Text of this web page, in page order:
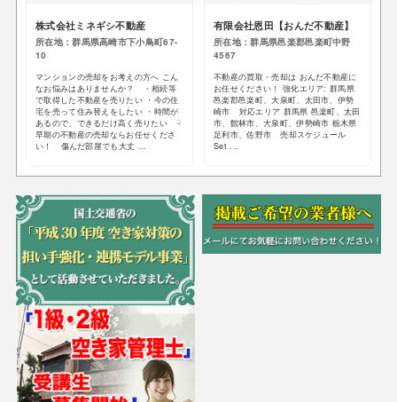
株式会社ミネギシ不動産
所在地：群馬県高崎市下小鳥町67-
10
マンションの売却をお考えの方へ こん
なお悩みはありませんか？ ・相続等
で取得した不動産を売りたい ・今の住
宅を売って住み替えをしたい ・時間が
あるので、できるだけ高く売りたい ☟
早期の不動産の売却ならお任せくださ
い！ 傷んだ部屋でも大丈 ...
有限会社恩田【おんだ不動産】
所在地：群馬県邑楽郡邑楽町中野
4567
不動産の買取・売却は おんだ不動産に
お任せください！ 強化エリア: 群馬県
邑楽郡邑楽町、大泉町、太田市、伊勢
崎市 対応エリア 群馬県 邑楽町、太田
市、館林市、大泉町、伊勢崎市 栃木県
足利市、佐野市 売却スケジュール
Set ...